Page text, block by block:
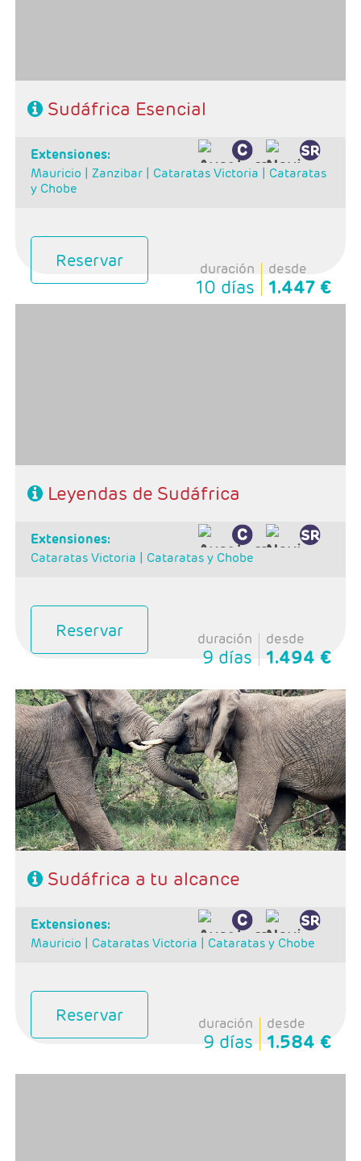
Características
Sudáfrica Esencial
extensiones:
Mauricio | Zanzibar | Cataratas Victoria | Cataratas
y Chobe
Reservar duración
10 días
desde
1.447 €
Leyendas de Sudáfrica
extensiones:
Cataratas Victoria | Cataratas y Chobe
Reservar duración
9 días
desde
1.494 €
Salidas: Domingos
Ruta: 1 noche Johanesburgo + 2 noches Kruger + 3
noches Ciudad del Cabo
Régimen: alojamiento y desayuno + 2 cenas
Hoteles: Select, Classic, Superio y Luxury
Sudáfrica a tu alcance
extensiones:
Mauricio | Cataratas Victoria | Cataratas y Chobe
Reservar duración
9 días
desde
1.584 €